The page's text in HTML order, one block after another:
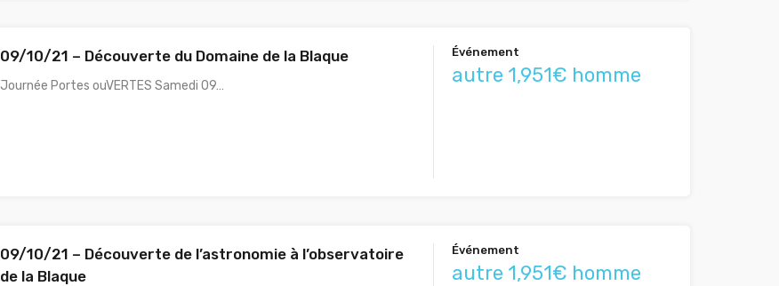
09/10/21 – Découverte du Domaine de la Blaque
Journée Portes ouVERTES Samedi 09…
Événement
autre 1,951€ homme
09/10/21 – Découverte de l’astronomie à l’observatoire
de la Blaque
Événement
autre 1,951€ homme